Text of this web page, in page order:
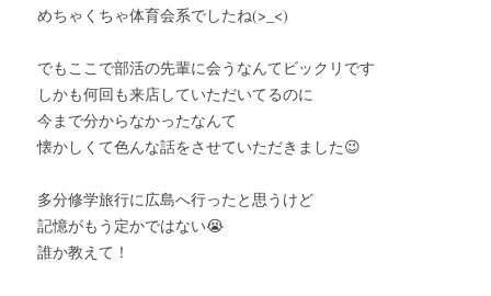
めちゃくちゃ体育会系でしたね(>_<)
でもここで部活の先輩に会うなんてビックリです
しかも何回も来店していただいてるのに
今まで分からなかったなんて
懐かしくて色んな話をさせていただきました😉
多分修学旅行に広島へ行ったと思うけど
記憶がもう定かではない😭
誰か教えて！